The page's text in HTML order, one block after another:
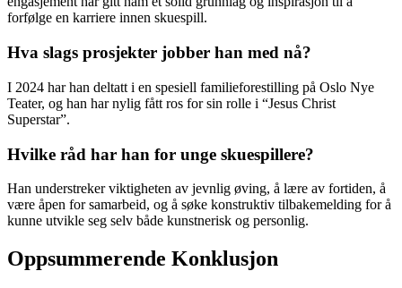
forfølge en karriere innen skuespill.
Hva slags prosjekter jobber han med nå?
I 2024 har han deltatt i en spesiell familieforestilling på Oslo Nye
Teater, og han har nylig fått ros for sin rolle i “Jesus Christ
Superstar”.
Hvilke råd har han for unge skuespillere?
Han understreker viktigheten av jevnlig øving, å lære av fortiden, å
være åpen for samarbeid, og å søke konstruktiv tilbakemelding for å
kunne utvikle seg selv både kunstnerisk og personlig.
Oppsummerende Konklusjon